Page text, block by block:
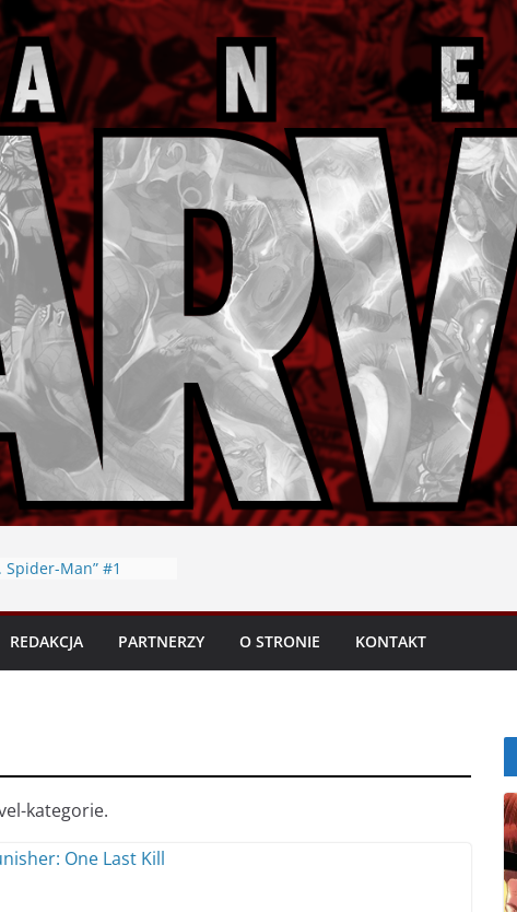
Spider-Man” #1
Man: Martwy
(Tom 6) – Recenzja
2026 – Niezbędnik
współpraca
REDAKCJA PARTNERZY O STRONIE KONTAKT
kategorie.